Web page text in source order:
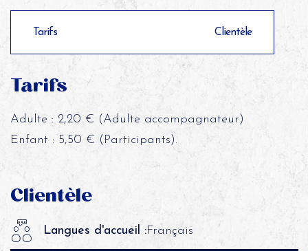
Tarifs Clientèle
Tarifs
Adulte : 2,20 € (Adulte accompagnateur)
Enfant : 5,50 € (Participants).
Clientèle
Langues d'accueil :Français